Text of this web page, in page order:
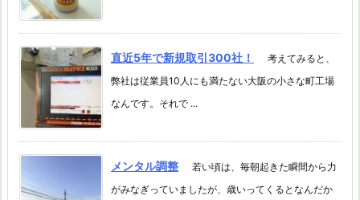
直近5年で新規取引300社！
考えてみると、
弊社は従業員10人にも満たない大阪の小さな町工場
なんです。それで ...
メンタル調整
若い頃は、毎朝起きた瞬間から力
がみなぎっていましたが、歳いってくるとなんだか